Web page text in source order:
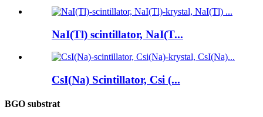
NaI(Tl) scintillator, NaI(T...
CsI(Na) Scintillator, Csi (...
BGO substrat